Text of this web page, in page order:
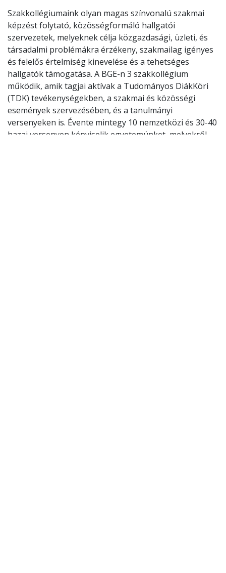
Szakkollégiumaink olyan magas színvonalú szakmai
képzést folytató, közösségformáló hallgatói
szervezetek, melyeknek célja közgazdasági, üzleti, és
társadalmi problémákra érzékeny, szakmailag igényes
és felelős értelmiség kinevelése és a tehetséges
hallgatók támogatása. A BGE-n 3 szakkollégium
működik, amik tagjai aktívak a Tudományos DiákKöri
(TDK) tevékenységekben, a szakmai és közösségi
események szervezésében, és a tanulmányi
versenyeken is. Évente mintegy 10 nemzetközi és 30-40
hazai versenyen képviselik egyetemünket, melyekről